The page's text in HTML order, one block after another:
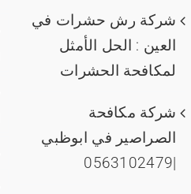
شركة رش حشرات في
العين : الحل الأمثل
لمكافحة الحشرات
شركة مكافحة
الصراصير في ابوظبي
|0563102479